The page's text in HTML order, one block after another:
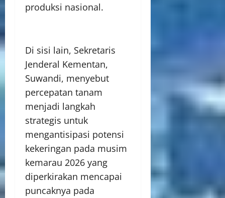
produksi nasional.
Di sisi lain, Sekretaris
Jenderal Kementan,
Suwandi, menyebut
percepatan tanam
menjadi langkah
strategis untuk
mengantisipasi potensi
kekeringan pada musim
kemarau 2026 yang
diperkirakan mencapai
puncaknya pada